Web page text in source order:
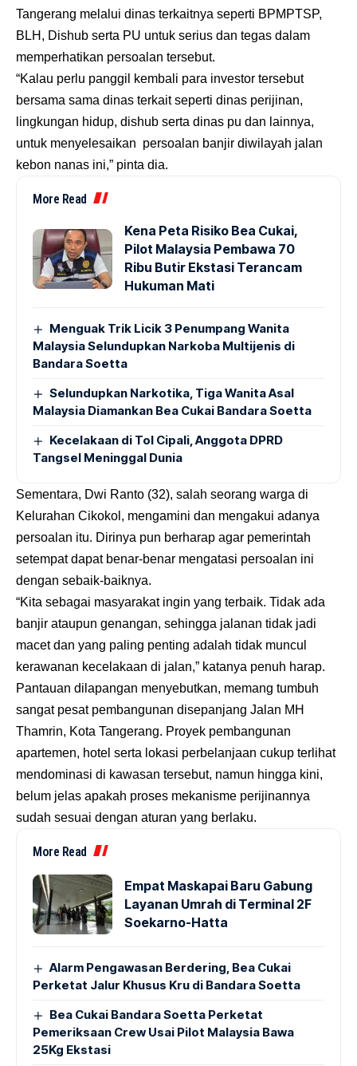
Tangerang melalui dinas terkaitnya seperti BPMPTSP,
BLH, Dishub serta PU untuk serius dan tegas dalam
memperhatikan persoalan tersebut.
“Kalau perlu panggil kembali para investor tersebut
bersama sama dinas terkait seperti dinas perijinan,
lingkungan hidup, dishub serta dinas pu dan lainnya,
untuk menyelesaikan persoalan banjir diwilayah jalan
kebon nanas ini,” pinta dia.
More Read
Kena Peta Risiko Bea Cukai,
Pilot Malaysia Pembawa 70
Ribu Butir Ekstasi Terancam
Hukuman Mati
Menguak Trik Licik 3 Penumpang Wanita
Malaysia Selundupkan Narkoba Multijenis di
Bandara Soetta
Selundupkan Narkotika, Tiga Wanita Asal
Malaysia Diamankan Bea Cukai Bandara Soetta
Kecelakaan di Tol Cipali, Anggota DPRD
Tangsel Meninggal Dunia
Sementara, Dwi Ranto (32), salah seorang warga di
Kelurahan Cikokol, mengamini dan mengakui adanya
persoalan itu. Dirinya pun berharap agar pemerintah
setempat dapat benar-benar mengatasi persoalan ini
dengan sebaik-baiknya.
“Kita sebagai masyarakat ingin yang terbaik. Tidak ada
banjir ataupun genangan, sehingga jalanan tidak jadi
macet dan yang paling penting adalah tidak muncul
kerawanan kecelakaan di jalan,” katanya penuh harap.
Pantauan dilapangan menyebutkan, memang tumbuh
sangat pesat pembangunan disepanjang Jalan MH
Thamrin, Kota Tangerang. Proyek pembangunan
apartemen, hotel serta lokasi perbelanjaan cukup terlihat
mendominasi di kawasan tersebut, namun hingga kini,
belum jelas apakah proses mekanisme perijinannya
sudah sesuai dengan aturan yang berlaku.
More Read
Empat Maskapai Baru Gabung
Layanan Umrah di Terminal 2F
Soekarno-Hatta
Alarm Pengawasan Berdering, Bea Cukai
Perketat Jalur Khusus Kru di Bandara Soetta
Bea Cukai Bandara Soetta Perketat
Pemeriksaan Crew Usai Pilot Malaysia Bawa
25Kg Ekstasi